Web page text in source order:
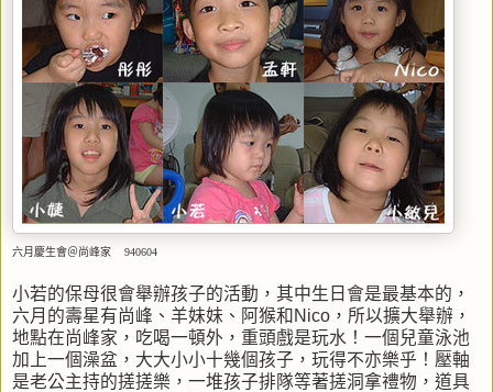
六月慶生會＠尚峰家 940604
小若的保母很會舉辦孩子的活動，其中生日會是最基本的，
六月的壽星有尚峰、羊妹妹、阿猴和Nico，所以擴大舉辦，
地點在尚峰家，吃喝一頓外，重頭戲是玩水！一個兒童泳池
加上一個澡盆，大大小小十幾個孩子，玩得不亦樂乎！壓軸
是老公主持的搓搓樂，一堆孩子排隊等著搓洞拿禮物，道具